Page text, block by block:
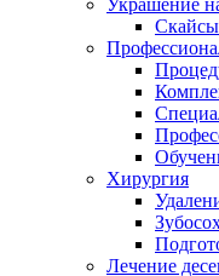
Украшение
Хирургия
Лечение